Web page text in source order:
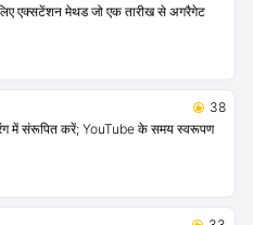
एक्सटेंशन मेथड जो एक तारीख से अगरैगेट
38
में संरूपित करें; YouTube के समय स्वरूपण